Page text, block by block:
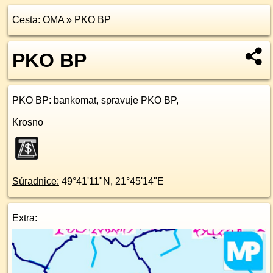
Cesta: OMA» PKO BP
PKO BP
PKO BP: bankomat, spravuje PKO BP,
Krosno
Súradnice: 49°41'11"N , 21°45'14"E
Extra: